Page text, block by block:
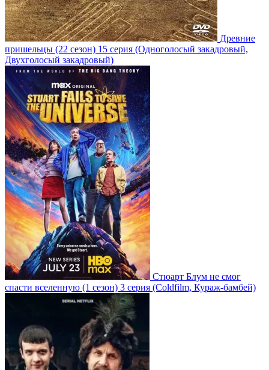
Древние
пришельцы (22 сезон) 15 серия (Одноголосый закадровый,
Двухголосый закадровый)
Стюарт Блум не смог
спасти вселенную (1 сезон) 3 серия (Coldfilm, Кураж-бамбей)